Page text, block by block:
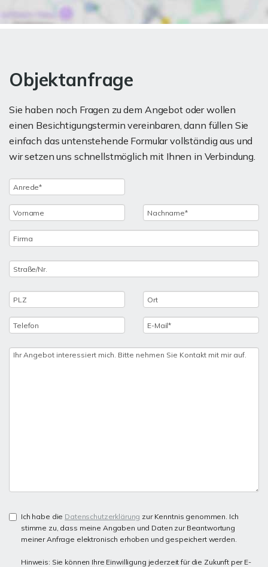
Objektanfrage
Sie haben noch Fragen zu dem Angebot oder wollen
einen Besichtigungstermin vereinbaren, dann füllen Sie
einfach das untenstehende Formular vollständig aus und
wir setzen uns schnellstmöglich mit Ihnen in Verbindung.
Ich habe die Datenschutzerklärung zur Kenntnis genommen. Ich
stimme zu, dass meine Angaben und Daten zur Beantwortung
meiner Anfrage elektronisch erhoben und gespeichert werden.
Hinweis: Sie können Ihre Einwilligung jederzeit für die Zukunft per E-